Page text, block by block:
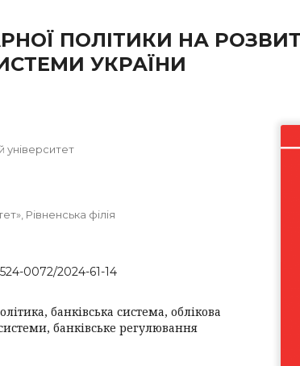
ПОЛІТИКИ НА
УКРАЇНИ
університет
Рівненська філія
0072/2024-61-14
банківська система, облікова
системи, банківське регулювання